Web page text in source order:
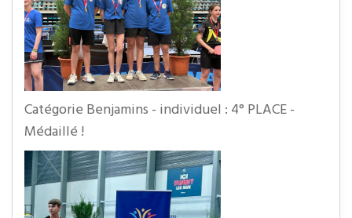
Catégorie Benjamins - individuel : 4° PLACE -
Médaillé !